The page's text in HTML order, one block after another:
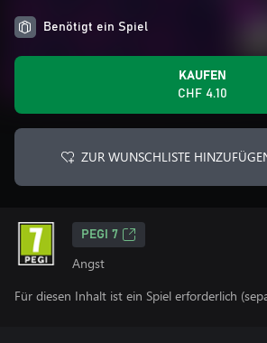
Benötigt ein Spiel
KAUFEN
CHF 4.10
ZUR WUNSCHLISTE
PEGI 7
Angst
Für diesen Inhalt ist ein Spiel erforderlich